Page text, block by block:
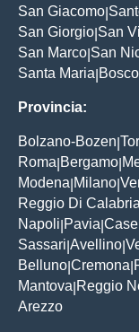
San Giacomo
San Giorgio San
San Marco San
Santa Maria Bosco
Provincia:
Bolzano-Bozen
Roma Bergamo
Modena Milano
Reggio Di Calabria
Napoli Pavia
Sassari Avellino
Belluno Cremona
Mantova Reggio
Arezzo